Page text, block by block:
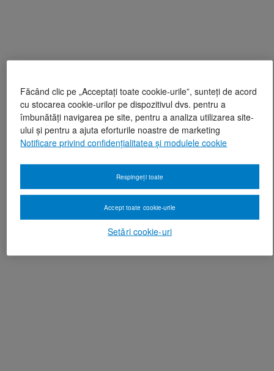
Făcând clic pe „Acceptați toate cookie-urile”, sunteți de acord
cu stocarea cookie-urilor pe dispozitivul dvs. pentru a
îmbunătăți navigarea pe site, pentru a analiza utilizarea site-
ului și pentru a ajuta eforturile noastre de marketing
Notificare privind confidențialitatea și modulele cookie
Setări cookie-uri
Respingeți toate
Accept toate cookie-urile